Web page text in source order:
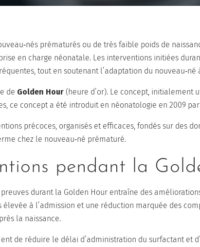
prématurés ou de très faible poids de
en charge néonatale. Les interventions initiées
tout en soutenant l’adaptation du nouveau‑né
de Golden Hour(heure d’or). Le concept, initialement
ce concept a été introduit en néonatologie en 2009
précoces, organisés et efficaces, fondés sur des
chez le nouveau‑né prématuré.
pendant la
durant la Golden Hour entraîne des
à l’admission et une réduction marquée des
la naissance.
de réduire le délai d’administration du surfactant et